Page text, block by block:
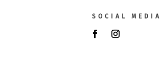
SOCIAL MEDIA